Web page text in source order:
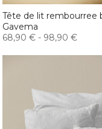
Tête de lit rembourree
Gavema
68,90 € - 98,90 €